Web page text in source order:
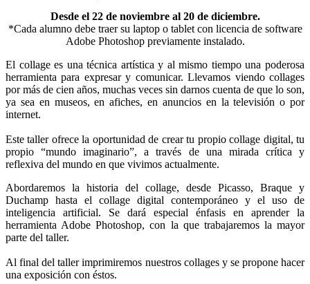
Desde el 22 de noviembre al 20 de diciembre.
*Cada alumno debe traer su laptop o tablet con licencia de software
Adobe Photoshop previamente instalado.
El collage es una técnica artística y al mismo tiempo una poderosa
herramienta para expresar y comunicar. Llevamos viendo collages
por más de cien años, muchas veces sin darnos cuenta de que lo son,
ya sea en museos, en afiches, en anuncios en la televisión o por
internet.
Este taller ofrece la oportunidad de crear tu propio collage digital, tu
propio “mundo imaginario”, a través de una mirada crítica y
reflexiva del mundo en que vivimos actualmente.
Abordaremos la historia del collage, desde Picasso, Braque y
Duchamp hasta el collage digital contemporáneo y el uso de
inteligencia artificial. Se dará especial énfasis en aprender la
herramienta Adobe Photoshop, con la que trabajaremos la mayor
parte del taller.
Al final del taller imprimiremos nuestros collages y se propone hacer
una exposición con éstos.